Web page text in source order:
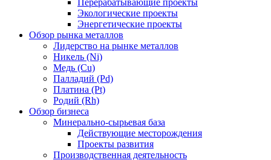
Перерабатывающие проекты
Экологические проекты
Энергетические проекты
Обзор рынка металлов
Лидерство на рынке металлов
Никель (Ni)
Медь (Cu)
Палладий (Pd)
Платина (Pt)
Родий (Rh)
Обзор бизнеса
Минерально-сырьевая база
Действующие месторождения
Проекты развития
Производственная деятельность